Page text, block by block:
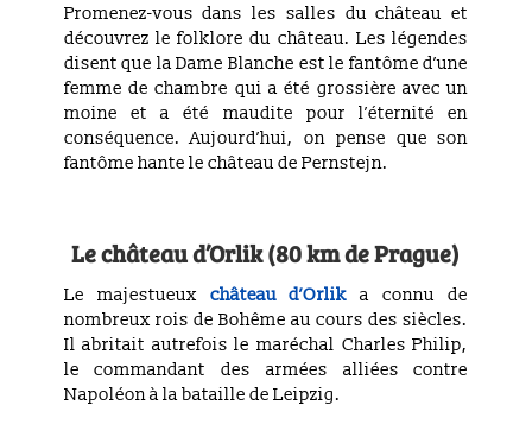
Promenez-vous dans les salles du château et
découvrez le folklore du château. Les légendes
disent que la Dame Blanche est le fantôme d’une
femme de chambre qui a été grossière avec un
moine et a été maudite pour l’éternité en
conséquence. Aujourd’hui, on pense que son
fantôme hante le château de Pernstejn.
Le châteaud’Orlik (80 km de Prague)
Le majestueux château d’Orlik a connu de
nombreux rois de Bohême au cours des siècles.
Il abritait autrefois le maréchal Charles Philip,
le commandant des armées alliées contre
Napoléon à la bataille de Leipzig.